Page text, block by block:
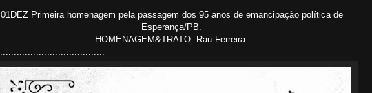
01DEZ Primeira homenagem pela passagem dos 95 anos de emancipação política de
Esperança/PB.
HOMENAGEM&TRATO: Rau Ferreira.